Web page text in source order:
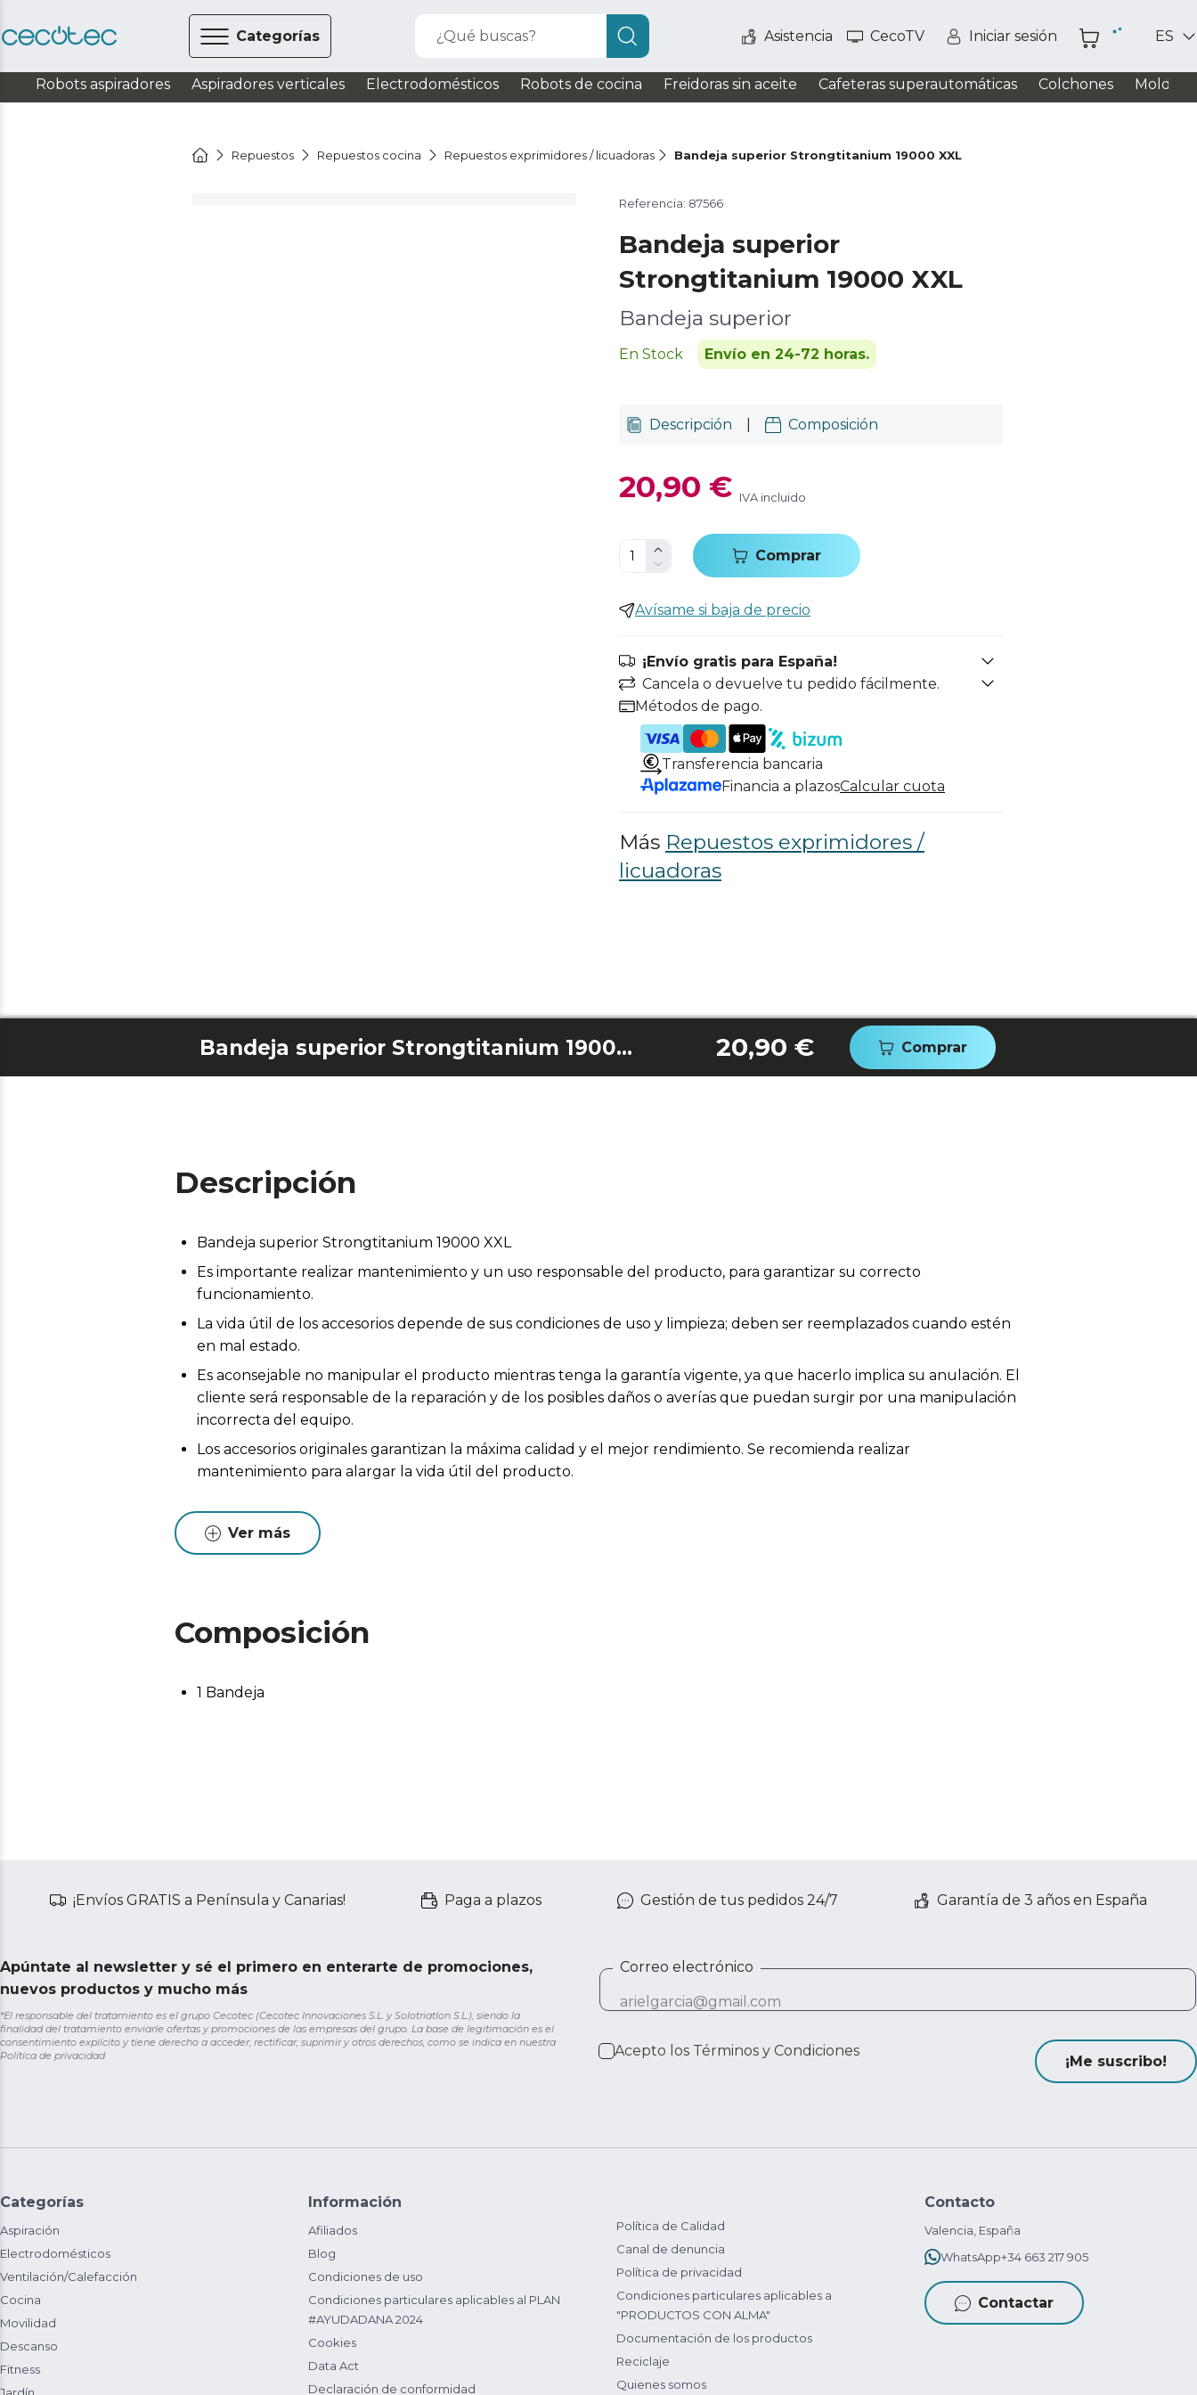
Categorías ¿Qué buscas? Asistencia CecoTV Iniciar sesión ES
Robots aspiradores Aspiradores verticales Electrodomésticos Robots de cocina Freidoras sin aceite Cafeteras superautomáticas Colchones
Repuestos Repuestos cocina Repuestos exprimidores / licuadoras Bandeja superior Strongtitanium 19000 XXL
Referencia: 87566
Bandeja superior
Strongtitanium 19000 XXL
Bandeja superior
En Stock Envío en 24-72 horas.
Descripción Composición
20,90 € IVA incluido
Comprar
Avísame si baja de precio
¡Envío gratis para España!
Cancela o devuelve tu pedido fácilmente.
Métodos de pago.
Transferencia bancaria
Financia a plazosCalcular cuota
Más Repuestos exprimidores /
licuadoras
Bandeja superior Strongtitanium 19000 XXL 20,90 € Comprar
Descripción
Bandeja superior Strongtitanium 19000 XXL
Es importante realizar mantenimiento y un uso responsable del producto, para garantizar su correcto
funcionamiento.
La vida útil de los accesorios depende de sus condiciones de uso y limpieza; deben ser reemplazados cuando estén
en mal estado.
Es aconsejable no manipular el producto mientras tenga la garantía vigente, ya que hacerlo implica su anulación. El
cliente será responsable de la reparación y de los posibles daños o averías que puedan surgir por una manipulación
incorrecta del equipo.
Los accesorios originales garantizan la máxima calidad y el mejor rendimiento. Se recomienda realizar
mantenimiento para alargar la vida útil del producto.
Ver más
Composición
1 Bandeja
¡Envíos GRATIS a Península y Canarias! Paga a plazos Gestión de tus pedidos 24/7 Garantía de 3 años en España
Apúntate al newsletter y sé el primero en enterarte de promociones,
nuevos productos y mucho más
*El responsable del tratamiento es el grupo Cecotec (Cecotec Innovaciones S.L. y Solotriatlon S.L.), siendo la
finalidad del tratamiento enviarle ofertas y promociones de las empresas del grupo. La base de legitimación es el
consentimiento explícito y tiene derecho a acceder, rectificar, suprimir y otros derechos, como se indica en nuestra
Política de privacidad
Correo electrónico
Acepto los Términos y Condiciones
¡Me suscribo!
Categorías
Aspiración
Electrodomésticos
Ventilación/Calefacción
Cocina
Movilidad
Descanso
Fitness
Información
Afiliados
Blog
Condiciones de uso
Condiciones particulares aplicables al PLAN
#AYUDADANA 2024
Cookies
Data Act
Declaración de conformidad
Política de Calidad
Canal de denuncia
Política de privacidad
Condiciones particulares aplicables a
"PRODUCTOS CON ALMA"
Documentación de los productos
Reciclaje
Quienes somos
Contacto
Valencia, España
WhatsApp+34 663 217 905
Contactar